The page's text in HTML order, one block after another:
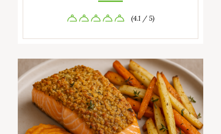
(4.1 / 5)